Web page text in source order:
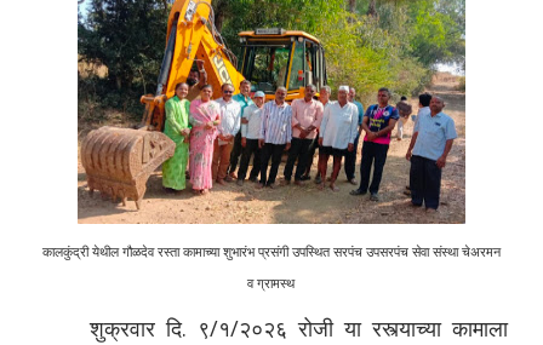
कालकुंद्री येथील गौळदेव रस्ता कामाच्या शुभारंभ प्रसंगी उपस्थित सरपंच उपसरपंच सेवा संस्था चेअरमन
व ग्रामस्थ
शुक्रवार दि. ९/१/२०२६ रोजी या रस्त्याच्या कामाला